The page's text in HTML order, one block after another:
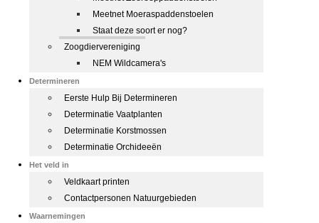
Meetnet Moeraspaddenstoelen
Staat deze soort er nog?
Zoogdiervereniging
NEM Wildcamera's
Determineren
Eerste Hulp Bij Determineren
Determinatie Vaatplanten
Determinatie Korstmossen
Determinatie Orchideeën
Het veld in
Veldkaart printen
Contactpersonen Natuurgebieden
Waarnemingen